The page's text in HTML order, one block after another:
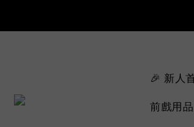
🎉 新人
前戲用品